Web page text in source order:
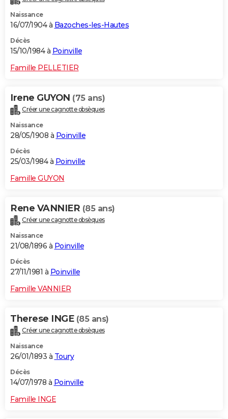
Naissance
16/07/1904 à Bazoches-les-Hautes
Décès
15/10/1984 à Poinville
Famille PELLETIER
Irene GUYON (75 ans)
Créer une cagnotte obsèques
Naissance
28/05/1908 à Poinville
Décès
25/03/1984 à Poinville
Famille GUYON
Rene VANNIER (85 ans)
Créer une cagnotte obsèques
Naissance
21/08/1896 à Poinville
Décès
27/11/1981 à Poinville
Famille VANNIER
Therese INGE (85 ans)
Créer une cagnotte obsèques
Naissance
26/01/1893 à Toury
Décès
14/07/1978 à Poinville
Famille INGE